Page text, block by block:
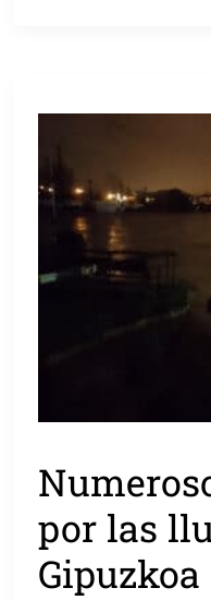
por las
Gipuzkoa